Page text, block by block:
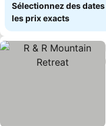
Sélectionnez des
les prix exacts